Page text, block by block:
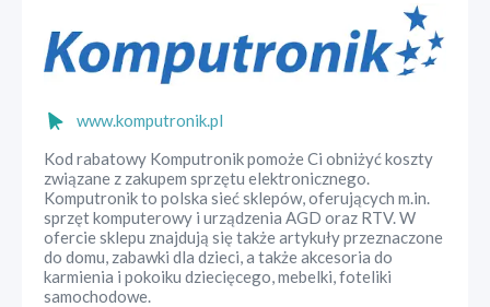
www.komputronik.pl
Kod rabatowy Komputronik pomoże Ci obniżyć koszty
związane z zakupem sprzętu elektronicznego.
Komputronik to polska sieć sklepów, oferujących m.in.
sprzęt komputerowy i urządzenia AGD oraz RTV. W
ofercie sklepu znajdują się także artykuły przeznaczone
do domu, zabawki dla dzieci, a także akcesoria do
karmienia i pokoiku dziecięcego, mebelki, foteliki
samochodowe.